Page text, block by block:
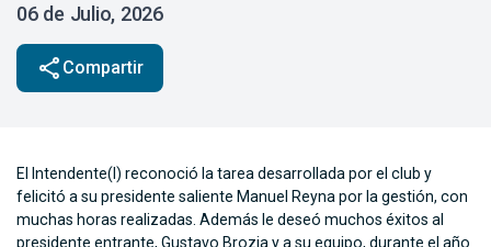
06 de Julio, 2026
share Compartir
El Intendente(I) reconoció la tarea desarrollada por el club y
felicitó a su presidente saliente Manuel Reyna por la gestión, con
muchas horas realizadas. Además le deseó muchos éxitos al
presidente entrante, Gustavo Brozia y a su equipo, durante el año